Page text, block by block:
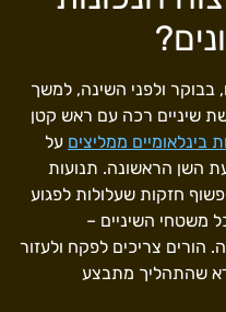
בבוקר ולפני השינה, למשך
שיניים רכה עם ראש קטן
בינלאומיים ממליצים על
השן הראשונה. תנועות
חזקות שעלולות לפגוע
משטחי השיניים –
הורים צריכים לפקח ולעזור
כדי לוודא שהתהליך מתבצע